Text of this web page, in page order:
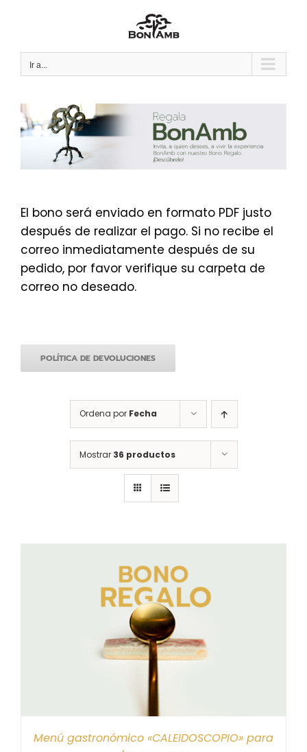
Ir a...
El bono será enviado en formato PDF justo
después de realizar el pago. Si no recibe el
correo inmediatamente después de su
pedido, por favor verifique su carpeta de
correo no deseado.
POLÍTICA DE DEVOLUCIONES
Ordena por Fecha
Mostrar 36 productos
Menú gastronómico «CALEIDOSCOPIO» para